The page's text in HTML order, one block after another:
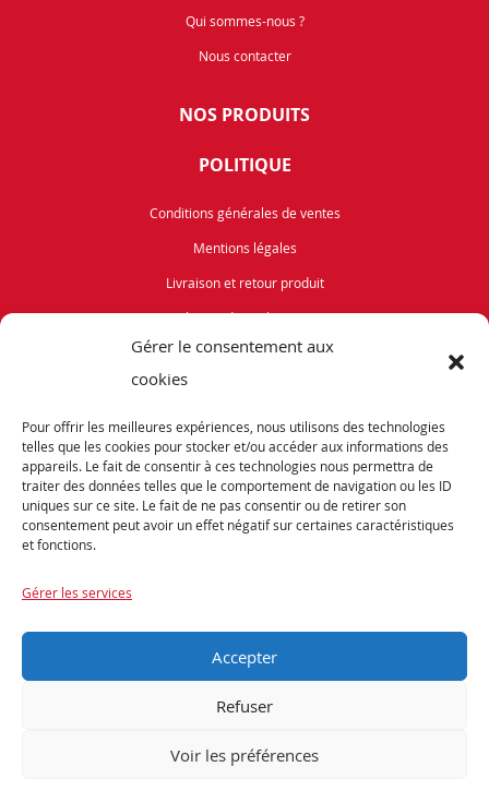
Gérer le consentement aux
cookies
Pour offrir les meilleures expériences, nous utilisons des technologies
telles que les cookies pour stocker et/ou accéder aux informations des
appareils. Le fait de consentir à ces technologies nous permettra de
traiter des données telles que le comportement de navigation ou les ID
uniques sur ce site. Le fait de ne pas consentir ou de retirer son
consentement peut avoir un effet négatif sur certaines caractéristiques
et fonctions.
Gérer les services
Accepter
Refuser
Voir les préférences
Qui sommes-nous ?
Nous contacter
NOS PRODUITS
POLITIQUE
Conditions générales de ventes
Mentions légales
Livraison et retour produit
Politique de cookies (UE)
Occasions
ABONNEZ-VOUS
Recevez notre newsletter et tenez vous informés de nos dernières offres et